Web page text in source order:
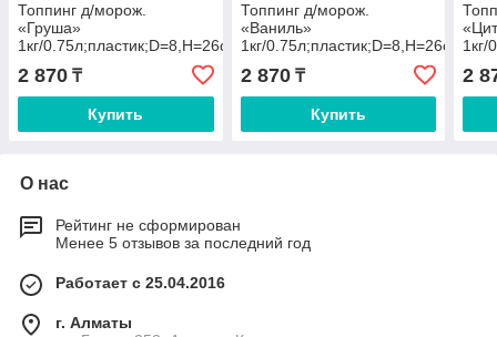
Топпинг д/морож.
«Груша»
1кг/0.75л;пластик;D=8,H=26см
2 870 ₸
Купить
Топпинг д/морож.
«Ваниль»
1кг/0.75л;пластик;D=8,H=26см
2 870₸
Купить
1кг/
2
О нас
Рейтинг не сформирован
Менее 5 отзывов за последний год
Работает с 25.04.2016
г. Алматы